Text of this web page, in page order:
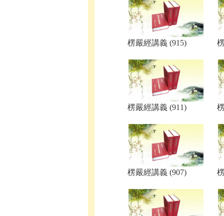
楞嚴經講義 (915)
楞嚴經講義 (911)
楞嚴經講義 (907)